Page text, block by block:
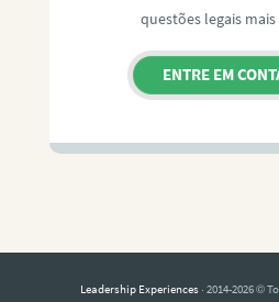
questões legais
ENTRE EM
Leadership Experiences · 2014-2026 ©